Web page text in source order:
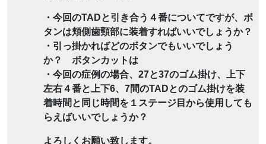
・今回のTADと引き合う４番についてですが、ボ
タンは頬側歯頸部に装着すればいいでしょうか？
・引っ掛かればどのボタンでもいいでしょう
か？ ボタンカットは
・今回の症例の場合、27と37のゴム掛け、上下
左右４番と上下6、7間のTADとのゴム掛けを装
着時間と同じ時間を１ステージ目から使用しても
らえばいいでしょうか？
よろしくお願い致します。